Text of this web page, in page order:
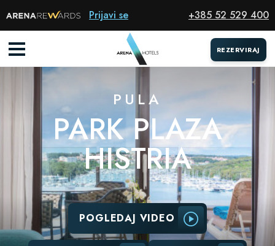
Prijavi se +385 52 529 400
REZERVIRAJ
PULA
PARK PLAZA
HISTRIA
POGLEDAJ VIDEO